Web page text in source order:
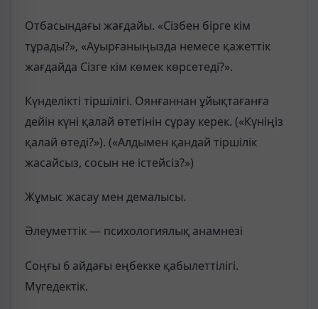
Отбасындағы жағдайы. «Сізбен бірге кім
тұрады?», «Ауырғаныңызда немесе қажеттік
жағдайда Сізге кім көмек көрсетеді?».
Күнделікті тіршілігі. Оянғаннан ұйықтағанға
дейін күні қалай өтетінін сұрау керек. («Күніңіз
қалай өтеді?»). («Алдымен қандай тіршілік
жасайсыз, сосын не істейсіз?»)
Жұмыс жасау мен демалысы.
Әлеуметтік — психологиялық анамнезі
Соңғы 6 айдағы еңбекке қабылеттілігі.
Мүгедектік.